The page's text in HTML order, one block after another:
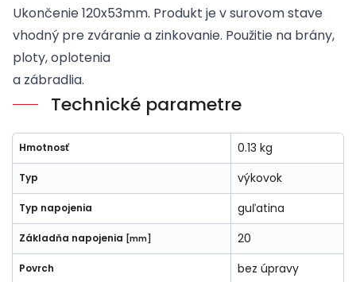
Ukončenie 120x53mm. Produkt je v surovom stave
vhodný pre zváranie a zinkovanie. Použitie na brány,
ploty, oplotenia
a zábradlia.
Technické parametre
Hmotnosť 0.13 kg
Typ výkovok
Typ napojenia guľatina
Základňa napojenia [mm] 20
Povrch bez úpravy